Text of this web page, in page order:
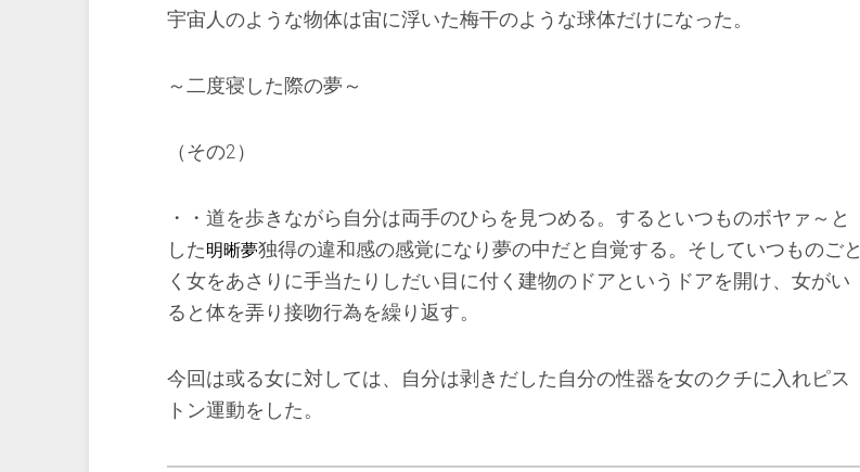
宇宙人のような物体は宙に浮いた梅干のような球体だけになった。
～二度寝した際の夢～
（その2）
・・道を歩きながら自分は両手のひらを見つめる。するといつものボヤァ～と
した明晰夢独得の違和感の感覚になり夢の中だと自覚する。そしていつものごと
く女をあさりに手当たりしだい目に付く建物のドアというドアを開け、女がい
ると体を弄り接吻行為を繰り返す。
今回は或る女に対しては、自分は剥きだした自分の性器を女のクチに入れピス
トン運動をした。